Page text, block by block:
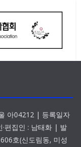
아04212 | 등록일자
편집인 : 남태화 | 발
호(신도림동, 미성